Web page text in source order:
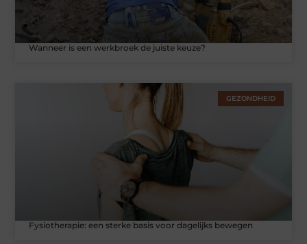
Wanneer is een werkbroek de juiste keuze?
GEZONDHEID
Fysiotherapie: een sterke basis voor dagelijks bewegen